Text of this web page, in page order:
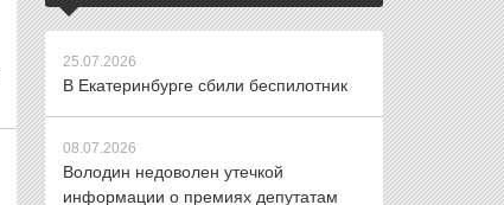
25.07.2026
В Екатеринбурге сбили беспилотник
08.07.2026
Володин недоволен утечкой
информации о премиях депутатам